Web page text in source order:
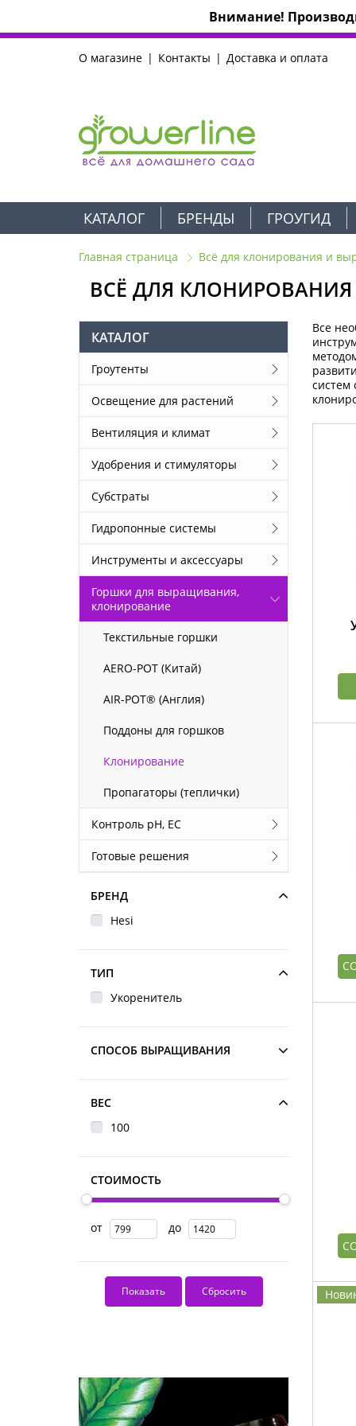
Внимание!
О магазине Контакты Доставка и оплата
КАТАЛОГ БРЕНДЫ ГРОУГИД
Главная страница Всё для клонирования и
ВСЁ ДЛЯ
КАТАЛОГ
Гроутенты
Освещение для растений
Вентиляция и климат
Удобрения и стимуляторы
Субстраты
Гидропонные системы
Инструменты и аксессуары
Горшки для выращивания,
клонирование
Текстильные горшки
AERO-POT (Китай)
AIR-POT® (Англия)
Поддоны для горшков
Клонирование
Пропагаторы (теплички)
Контроль pH, EС
Готовые решения
БРЕНД
Hesi
ТИП
Укоренитель
СПОСОБ ВЫРАЩИВАНИЯ
ВЕС
100
СТОИМОСТЬ
от до
Все
систем